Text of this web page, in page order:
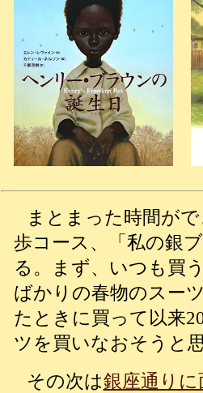
まとまった時間が
歩コース、「私の銀
る。まず、いつも買
ばかりの春物のスー
たときに買って以来
ツを買いなおそうと
その次は銀座通り